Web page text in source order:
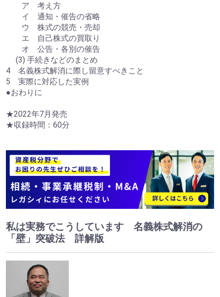
ア 考え方
イ 通知・催告の省略
ウ 株式の競売・売却
エ 自己株式の買取り
オ 公告・各別の催告
(3) 手続きなどのまとめ
4 名義株式解消に際し留意すべきこと
5 実際に対応した実例
●おわりに
★2022年7月発売
★収録時間：60分
私は実務でこうしています 名義株式解消の
「壁」突破法 詳解版